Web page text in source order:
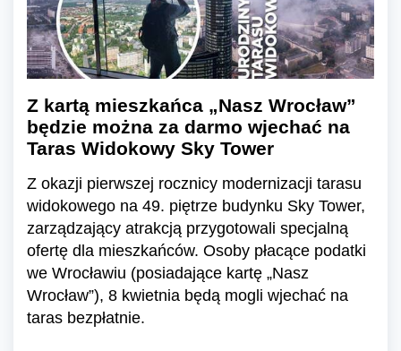
Z kartą mieszkańca „Nasz Wrocław”
będzie można za darmo wjechać na
Taras Widokowy Sky Tower
Z okazji pierwszej rocznicy modernizacji tarasu
widokowego na 49. piętrze budynku Sky Tower,
zarządzający atrakcją przygotowali specjalną
ofertę dla mieszkańców. Osoby płacące podatki
we Wrocławiu (posiadające kartę „Nasz
Wrocław”), 8 kwietnia będą mogli wjechać na
taras bezpłatnie.